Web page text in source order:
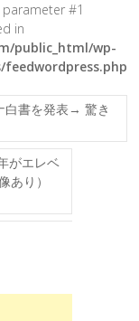
parameter #1
in
public_html/wp-
白書を発表→ 驚き
がエレベ
り）